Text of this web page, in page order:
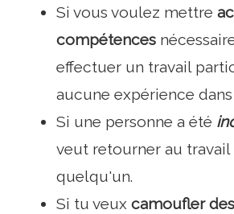
Si vous voulez mettre
compétences
effectuer un travail
aucune expérience
Si une personne a été
veut retourner au
quelqu'un.
Si tu veux camoufler